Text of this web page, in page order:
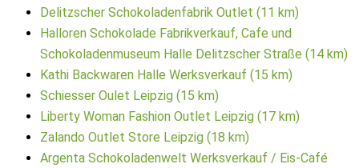
Delitzscher Schokoladenfabrik Outlet (11 km)
Halloren Schokolade Fabrikverkauf, Cafe und
Schokoladenmuseum Halle Delitzscher Straße (14 km)
Kathi Backwaren Halle Werksverkauf (15 km)
Schiesser Oulet Leipzig (15 km)
Liberty Woman Fashion Outlet Leipzig (17 km)
Zalando Outlet Store Leipzig (18 km)
Argenta Schokoladenwelt Werksverkauf / Eis-Café